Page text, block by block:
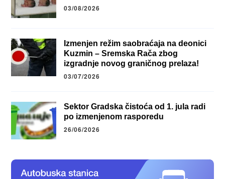
03/08/2026
Izmenjen režim saobraćaja na deonici
Kuzmin – Sremska Rača zbog
izgradnje novog graničnog prelaza!
03/07/2026
Sektor Gradska čistoća od 1. jula radi
po izmenjenom rasporedu
26/06/2026